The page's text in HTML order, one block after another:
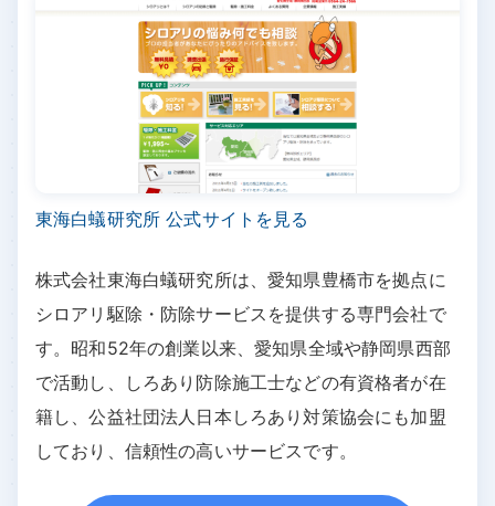
東海白蟻研究所 公式サイトを見る
株式会社東海白蟻研究所は、愛知県豊橋市を拠点に
シロアリ駆除・防除サービスを提供する専門会社で
す。昭和52年の創業以来、愛知県全域や静岡県西部
で活動し、しろあり防除施工士などの有資格者が在
籍し、公益社団法人日本しろあり対策協会にも加盟
しており、信頼性の高いサービスです。